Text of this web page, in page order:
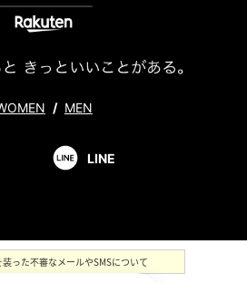
/ MEN
LINE
装った不審なメールやSMSについて